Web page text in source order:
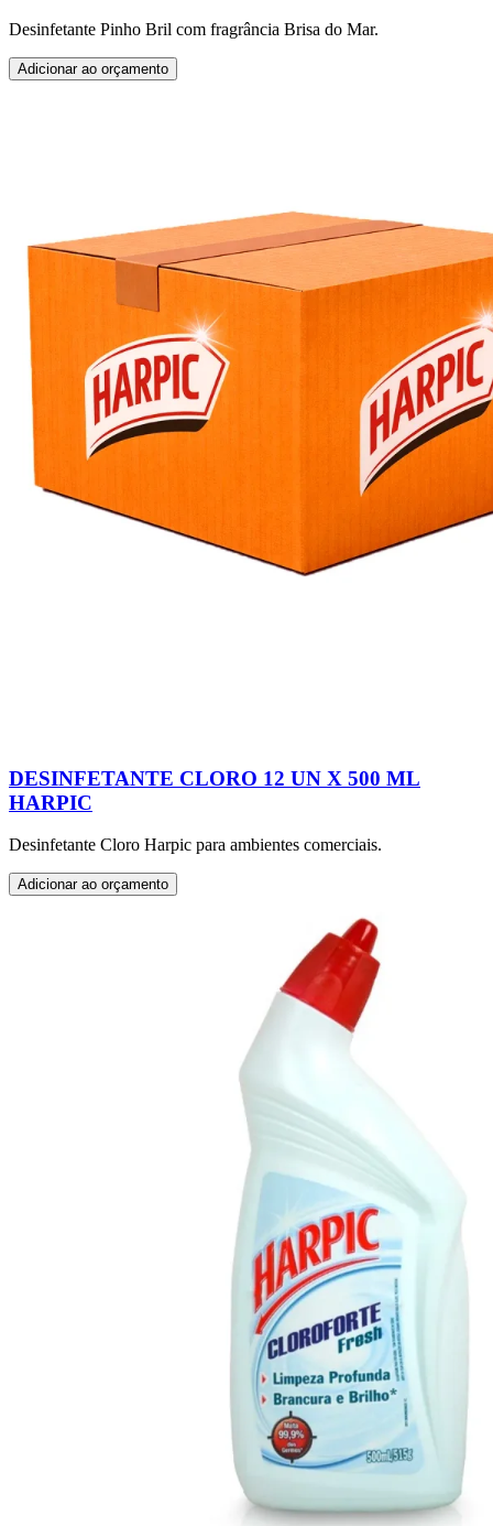
Desinfetante Pinho Bril com fragrância Brisa do Mar.
Adicionar ao orçamento
DESINFETANTE CLORO 12 UN X 500 ML
HARPIC
Desinfetante Cloro Harpic para ambientes comerciais.
Adicionar ao orçamento